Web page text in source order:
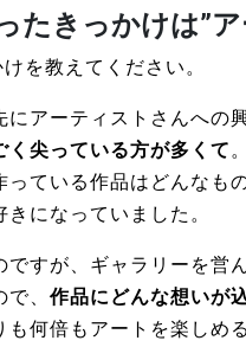
たきっかけは”
を教えてください。
アーティストさんへの
く尖っている方が多くて
ている作品はどんなも
になっていました。
ですが、ギャラリーを営
、 作品にどんな想いが
何倍もアートを楽しめ